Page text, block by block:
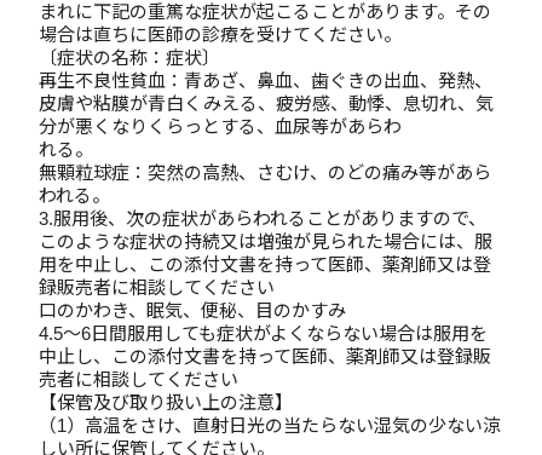
まれに下記の重篤な症状が起こることがあります。その
場合は直ちに医師の診療を受けてください。
〔症状の名称：症状〕
再生不良性貧血：青あざ、鼻血、歯ぐきの出血、発熱、
皮膚や粘膜が青白くみえる、疲労感、動悸、息切れ、気
分が悪くなりくらっとする、血尿等があらわ
れる。
無顆粒球症：突然の高熱、さむけ、のどの痛み等があら
われる。
3.服用後、次の症状があらわれることがありますので、
このような症状の持続又は増強が見られた場合には、服
用を中止し、この添付文書を持って医師、薬剤師又は登
録販売者に相談してください
口のかわき、眠気、便秘、目のかすみ
4.5～6日間服用しても症状がよくならない場合は服用を
中止し、この添付文書を持って医師、薬剤師又は登録販
売者に相談してください
【保管及び取り扱い上の注意】
（1）高温をさけ、直射日光の当たらない湿気の少ない涼
しい所に保管してください。